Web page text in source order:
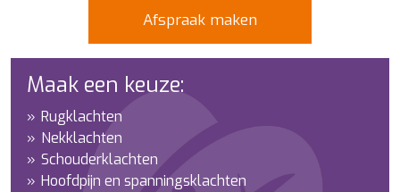
Afspraak maken
Maak een keuze:
Rugklachten
Nekklachten
Schouderklachten
Hoofdpijn en spanningsklachten